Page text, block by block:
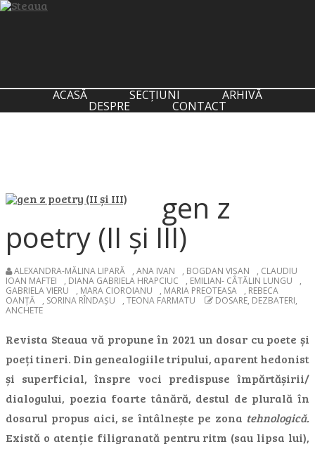
ACASĂ SECȚIUNI ARHIVĂ
DESPRE CONTACT
gen z
poetry (II și III)
ALEXANDRA-MĂLINA LIPARĂ , ANA IVAN , BOGDAN VIȘAN , CLAUDIU
IOAN MAFTEI
, DIANA GABRIELA HRAPCIUC , EMILIAN- CĂTĂLIN LUNGU
,
GABRIELA VIERU
, MARA CIOROIANU , MARIA PREOTEASA , REBECA
OANŢĂ
, SORINA RÎNDAȘU , TEONA FARMATU
DOSARE, DEZBATERI,
ANCHETE
Revista Steaua vă propune în 2021 un dosar cu poete și
poeți tineri. Din genealogiile tripului, aparent hedonist
și superficial, înspre voci predispuse împărtășirii/
dialogului, poezia foarte tânără, destul de plurală în
dosarul propus aici, se întâlnește pe zona tehnologică.
Există o atenție filigranată pentru ritm (sau lipsa lui),